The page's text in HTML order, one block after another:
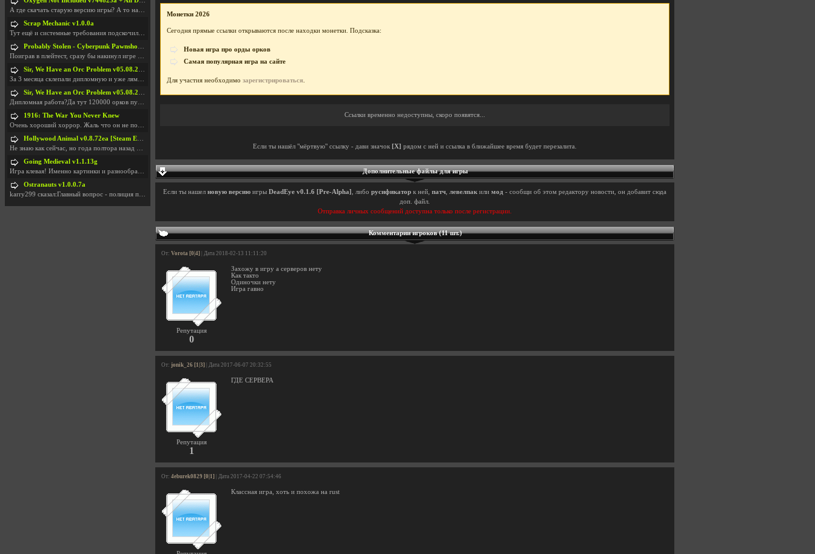
Монетки 2026
Сегодня прямые ссылки открываются после находки монетки. Подсказка:
Новая игра про орды орков
Самая популярная игра на сайте
Для участия необходимо зарегистрироваться
Ссылки временно недоступны, скоро появятся...
Если ты нашёл "мёртвую" ссылку - дави значок [X] рядом с ней и ссылка в ближайшее время будет перезалита.
Дополнительные файлы для игры
Если ты нашел новую версию игры DeadEye v0.1.6 [Pre-Alpha] , либо русификатор к ней, патч левелпак или мод - сообщи об этом редактору новости, он добавит сюда
доп. файл.
Отправка личных сообщений доступна только после регистрации.
Комментарии игроков (11 шт.)
От: Vorota [0|4] | Дата 2018-02-13 11:11:20
Репутация
0
Захожу в игру а серверов нету
Как такто
Одиночки нету
Игра гавно
От: jonik_26 [1|3] | Дата 2017-06-07 20:32:55
Репутация
1
ГДЕ СЕРВЕРА
От: 4eburek0829 [0|1] | Дата 2017-04-22 07:54:46
Классная игра, хоть и похожа на rust
А где скачать старую версию игры? А то на новой но
Scrap Mechanic v1.0.0a
Тут ещё и системные требования подскочили. Если не
Probably Stolen - Cyberpunk Pawnshop Simulator v048c [Playtest]
Поиграв в плейтест, сразу бы накинул игре наивысши
Sir, We Have an Orc Problem v05.08.2026
За 3 месяца склепали дипломную и уже лям двести ба
Sir, We Have an Orc Problem v05.08.2026
Дипломная работа?Да тут 120000 орков путь выбирают
1916: The War You Never Knew
Очень хороший хоррор. Жаль что он не получил должн
Hollywood Animal v0.8.72ea [Steam Early Access]
Не знаю как сейчас, но года полтора назад игра был
Going Medieval v1.1.13g
Игра клевая! Именно картинки и разнообразия в стро
Ostranauts v1.0.0.7a
karry299 сказал:Главный вопрос - полиция по-прежне